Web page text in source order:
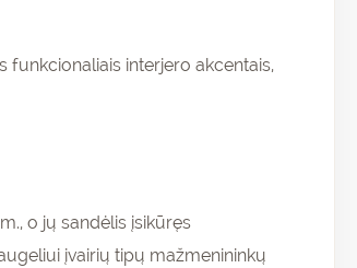
funkcionaliais interjero akcentais,
o jų sandėlis įsikūręs
įvairių tipų mažmenininkų